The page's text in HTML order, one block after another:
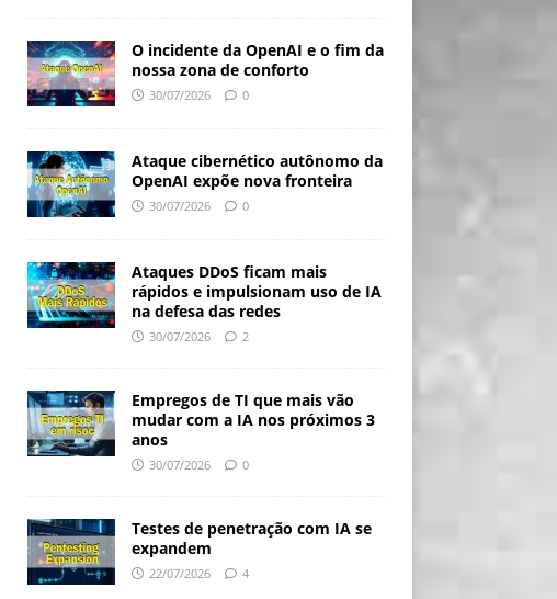
O incidente da OpenAI e o fim da
nossa zona de conforto
30/07/2026 0
Ataque cibernético autônomo da
OpenAI expõe nova fronteira
30/07/2026 0
Ataques DDoS ficam mais
rápidos e impulsionam uso de IA
na defesa das redes
30/07/2026 2
Empregos de TI que mais vão
mudar com a IA nos próximos 3
anos
30/07/2026 0
Testes de penetração com IA se
expandem
22/07/2026 4